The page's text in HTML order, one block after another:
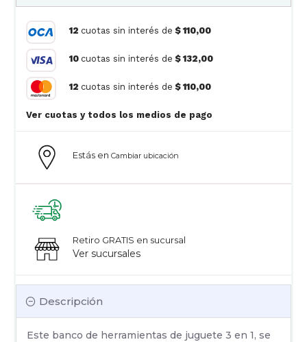
Descripción
Este banco de herramientas de juguete 3 en 1, se
Estás en Cambiar ubicación
Retiro GRATIS en sucursal
Ver sucursales
12 cuotas sin interés de $ 110,00
10 cuotas sin interés de $ 132,00
12 cuotas sin interés de $ 110,00
Ver cuotas y todos los medios de pago